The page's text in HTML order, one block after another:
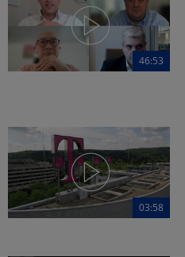
46:53
03:58